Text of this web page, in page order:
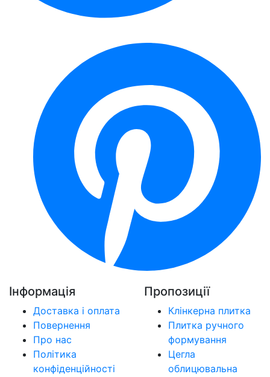
Інформація
Доставка і оплата
Повернення
Про нас
Політика
конфіденційності
Пропозиції
Клінкерна плитка
Плитка ручного
формування
Цегла
облицювальна